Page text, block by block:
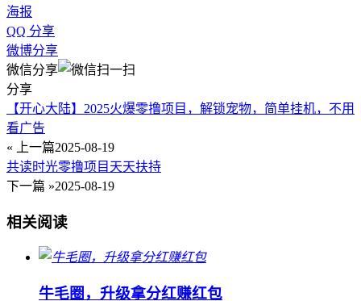
海报
QQ 分享
微博分享
微信分享
分享
【开心大陆】2025火爆零撸项目，解锁宠物，简单挂机，不用
看广告
« 上一篇2025-08-19
共读时光零撸项目天天扶持
下一篇 »2025-08-19
相关阅读
牛毛圈，升级拿分红赚红包